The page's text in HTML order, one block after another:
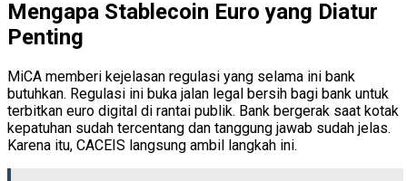
Mengapa Stablecoin Euro yang Diatur
Penting
MiCA memberi kejelasan regulasi yang selama ini bank
butuhkan. Regulasi ini buka jalan legal bersih bagi bank untuk
terbitkan euro digital di rantai publik. Bank bergerak saat kotak
kepatuhan sudah tercentang dan tanggung jawab sudah jelas.
Karena itu, CACEIS langsung ambil langkah ini.